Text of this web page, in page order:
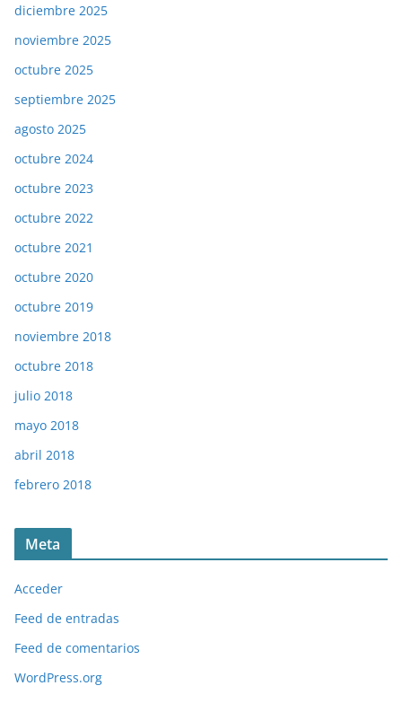
diciembre 2025
noviembre 2025
octubre 2025
septiembre 2025
agosto 2025
octubre 2024
octubre 2023
octubre 2022
octubre 2021
octubre 2020
octubre 2019
noviembre 2018
octubre 2018
julio 2018
mayo 2018
abril 2018
febrero 2018
Meta
Acceder
Feed de entradas
Feed de comentarios
WordPress.org